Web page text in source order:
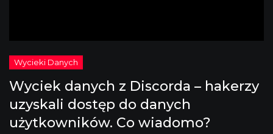
Wyciek danych z Discorda – hakerzy
uzyskali dostęp do danych
użytkowników. Co wiadomo?